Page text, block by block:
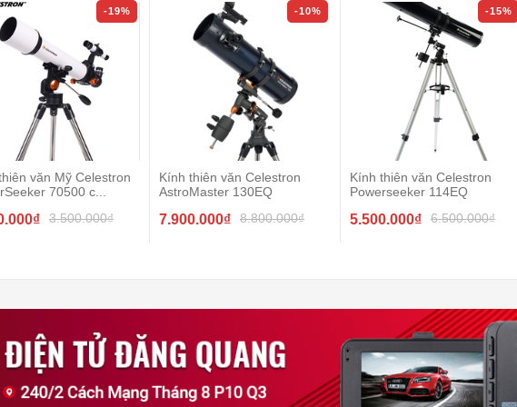
-19%
văn Mỹ Celestron
70500 c...
3.500.000₫
-10%
Kính thiên văn Celestron
AstroMaster 130EQ
7.900.000₫ 8.800.000₫
-15%
Kính thiên văn Celestron
Powerseeker 114EQ
5.500.000₫ 6.500.000₫